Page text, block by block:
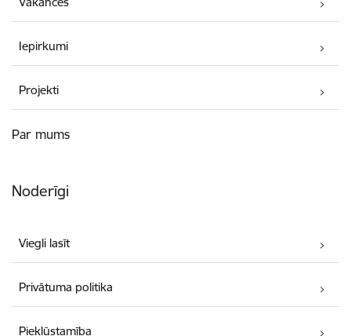
Iepirkumi
Projekti
Par mums
Noderīgi
Viegli lasīt
Privātuma politika
Piekļūstamība